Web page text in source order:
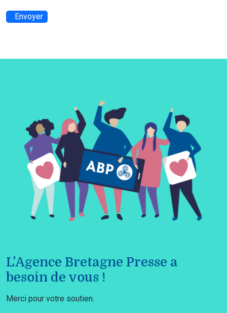
Envoyer
L'Agence Bretagne Presse a
besoin de vous !
Merci pour votre soutien.